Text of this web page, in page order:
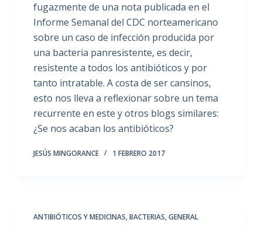
fugazmente de una nota publicada en el
Informe Semanal del CDC norteamericano
sobre un caso de infección producida por
una bacteria panresistente, es decir,
resistente a todos los antibióticos y por
tanto intratable. A costa de ser cansinos,
esto nos lleva a reflexionar sobre un tema
recurrente en este y otros blogs similares:
¿Se nos acaban los antibióticos?
JESÚS MINGORANCE 1 FEBRERO 2017
ANTIBIÓTICOS Y MEDICINAS,BACTERIAS,GENERAL